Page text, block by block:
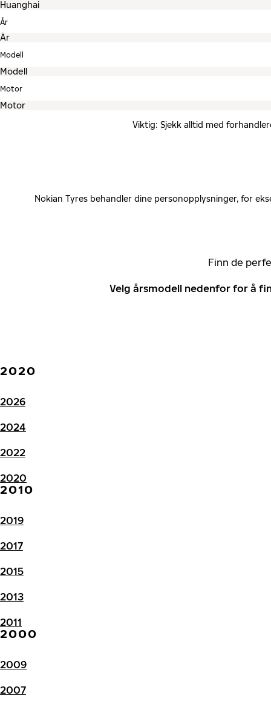
År
Modell
Motor
Viktig: Sjekk alltid med
Nokian Tyres behandler dine personopplysninger, for
Finn de
Velg årsmodell nedenfor for å
2020
2026
2024
2022
2020
2010
2019
2017
2015
2013
2011
2000
2009
2007